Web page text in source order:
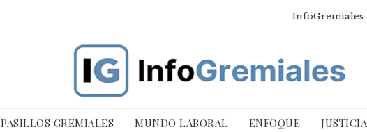
InfoGremiales
PASILLOS GREMIALES MUNDO LABORAL ENFOQUE